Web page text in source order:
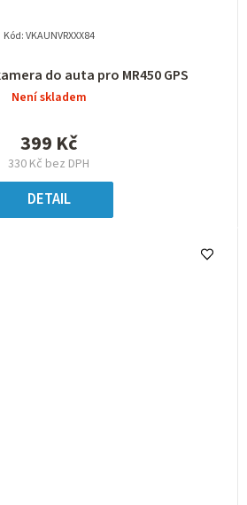
do auta pro MR450 GPS
Není skladem
330 Kč bez DPH
399 Kč
DETAIL
Kód:VKAUNVRXXX84